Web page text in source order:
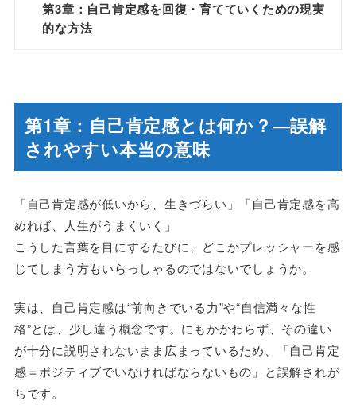
第3章：自己肯定感を回復・育てていくための現実
的な方法
第1章：自己肯定感とは何か？―誤解
されやすい本当の意味
「自己肯定感が低いから、生きづらい」「自己肯定感を高
めれば、人生がうまくいく」
こうした言葉を目にするたびに、どこかプレッシャーを感
じてしまう方もいらっしゃるのではないでしょうか。
実は、自己肯定感は“前向きでいる力”や“自信満々な性
格”とは、少し違う概念です。にもかかわらず、その違い
が十分に説明されないまま広まっているため、「自己肯定
感＝ポジティブでいなければならないもの」と誤解されが
ちです。